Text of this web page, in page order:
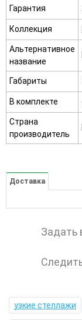
Гарантия
Коллекция
Альтернативное
название
Габариты
В комплекте
Страна
производитель
Доставка
Задать
узкие стеллажи